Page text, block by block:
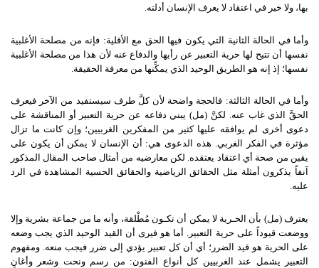
بها، ولا خير في اعتقاد لا يعرف الإنسان أدلته.
وأما في الحالة الثانية التي يكون فيها الحق مع الأقلية: فإنه من مصلحة الأغلبية
نفسها أن تتيح لها حرية التعبير عن رأيها والدفاع عنه لأن هذا من مصلحة الأغلبية
نفسها؛ إذ إنه هو الطريق الوحيد الذي يمكِّنها من معرفة الحقيقة
وأما في الحالة الثالثة: فالحجة واضحة لأن كلَّ طرف سيستفيد من الآخر فيعرف
الحقَّ الذي غاب عنه. لكنَّ (مل) يبني دفاعه عن حرية التعبير أو المناقشة على
دعوى أخرى لم يوافقه عليها كثير من المفكرين الغربيين؛ وإن كانت ما تزال
مؤثرة في الفكر الغربي. هذه الدعوى هي: أن الإنسان لا يمكن أن يكون على
يقين من صحة أي اعتقاد يعتقده. لكن معارضيه من أمثال صاحب المقال المذكور
آنفاً يذكرون أمثلة مثل الحقائق الرياضية والحقائق الحسية المشاهدة في الرد
عليه.
يعترف(مل) بأن الحـرية لا يمكن أن تكـون مُطْلقة، وأنه ما من جماعة بشرية وإلا
ووضعت قيوداً على حرية التعبير
أما هو فيرى أن القيد الوحيد الذي يجب وضعه
على الحرية هو قيد الضرر؛ أي أن كل تعبير يؤدي إلى ضرر فيجب منعه ومفهوم
التعبير يشمل عند الغربيين كل أنواع الفنون: من رسم ونحت وشعر وأغانٍ